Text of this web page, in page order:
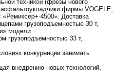
техникой (фрезы нового
фирмы VOGELE,
4500». Доставка
грузоподъемностью 30 т,
модели
грузоподъемностью 33 т,
конкуренции занимать
внедрению новых технологий,